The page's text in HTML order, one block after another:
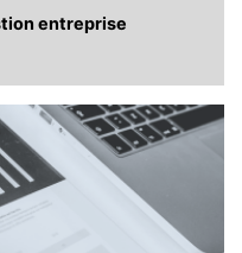
entreprise